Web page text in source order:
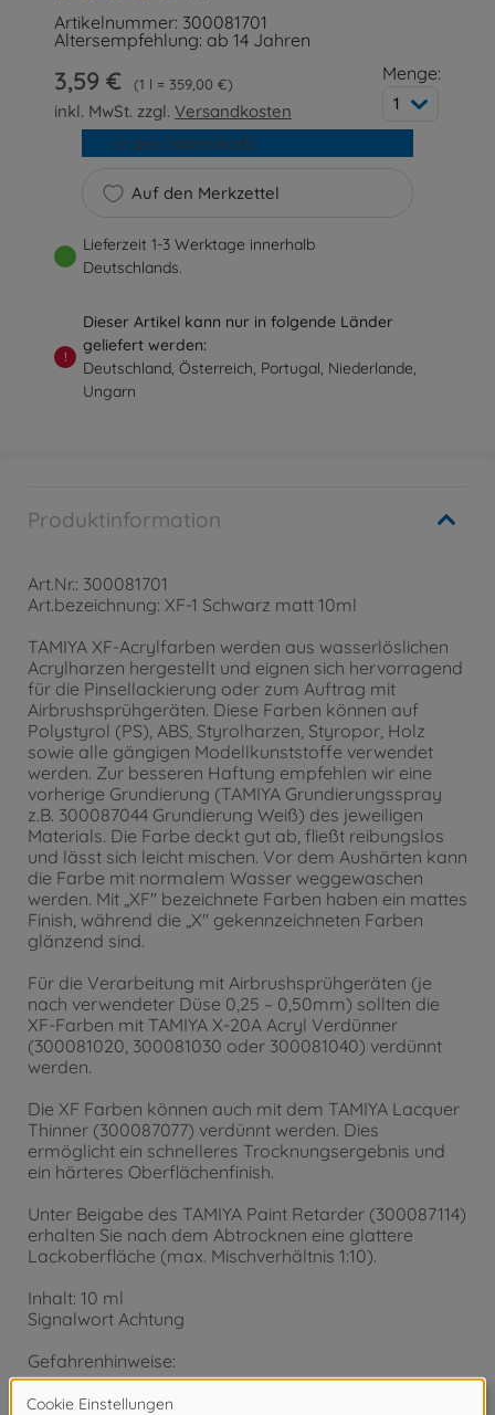
Artikelnummer: 300081701
Altersempfehlung: ab 14 Jahren
3,59 € 1 l = 359,00 €
inkl. MwSt. zzgl.Versandkosten
Menge:
1
Auf den Merkzettel
In den Warenkorb
Lieferzeit 1-3 Werktage innerhalb
Deutschlands.
!
Dieser Artikel kann nur in folgende Länder
geliefert werden:
Deutschland, Österreich, Portugal, Niederlande,
Ungarn
Produktinformation
Art.Nr.: 300081701
Art.bezeichnung: XF-1 Schwarz matt 10ml
TAMIYA XF-Acrylfarben werden aus wasserlöslichen
Acrylharzen hergestellt und eignen sich hervorragend
für die Pinsellackierung oder zum Auftrag mit
Airbrushsprühgeräten. Diese Farben können auf
Polystyrol (PS), ABS, Styrolharzen, Styropor, Holz
sowie alle gängigen Modellkunststoffe verwendet
werden. Zur besseren Haftung empfehlen wir eine
vorherige Grundierung (TAMIYA Grundierungsspray
z.B. 300087044 Grundierung Weiß) des jeweiligen
Materials. Die Farbe deckt gut ab, fließt reibungslos
und lässt sich leicht mischen. Vor dem Aushärten kann
die Farbe mit normalem Wasser weggewaschen
werden. Mit „XF" bezeichnete Farben haben ein mattes
Finish, während die „X" gekennzeichneten Farben
glänzend sind.
Für die Verarbeitung mit Airbrushsprühgeräten (je
nach verwendeter Düse 0,25 – 0,50mm) sollten die
XF-Farben mit TAMIYA X-20A Acryl Verdünner
(300081020, 300081030 oder 300081040) verdünnt
werden.
Die XF Farben können auch mit dem TAMIYA Lacquer
Thinner (300087077) verdünnt werden. Dies
ermöglicht ein schnelleres Trocknungsergebnis und
ein härteres Oberflächenfinish.
Unter Beigabe des TAMIYA Paint Retarder (300087114)
erhalten Sie nach dem Abtrocknen eine glattere
Lackoberfläche (max. Mischverhältnis 1:10).
Inhalt: 10 ml
Signalwort Achtung
Gefahrenhinweise:
- H226 Flüssigkeit und Dampf entzündbar.